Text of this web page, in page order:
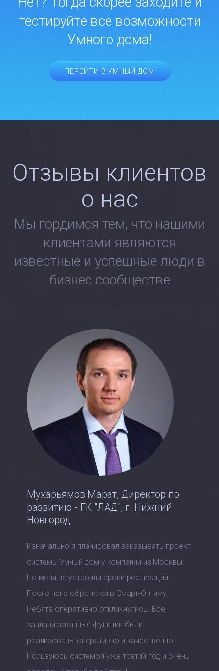
тестируйте все возможности
Умного дома!
ПЕРЕЙТИ В УМНЫЙ ДОМ
Отзывы клиентов
о нас
Мы гордимся тем, что нашими
клиентами являются
известные и успешные люди в
бизнес сообществе
Мухарьямов Марат, Директор по
развитию - ГК "ЛАД", г. Нижний
Новгород
Изначально я планировал заказывать проект
системы Умный дом у компании из Москвы.
Но меня не устроили сроки реализации.
После чего обратился в Смарт-Оптиму.
Ребята оперативно откликнулись. Все
запланированные функции были
реализованы оперативно и качественно.
Пользуюсь системой уже третий год и очень